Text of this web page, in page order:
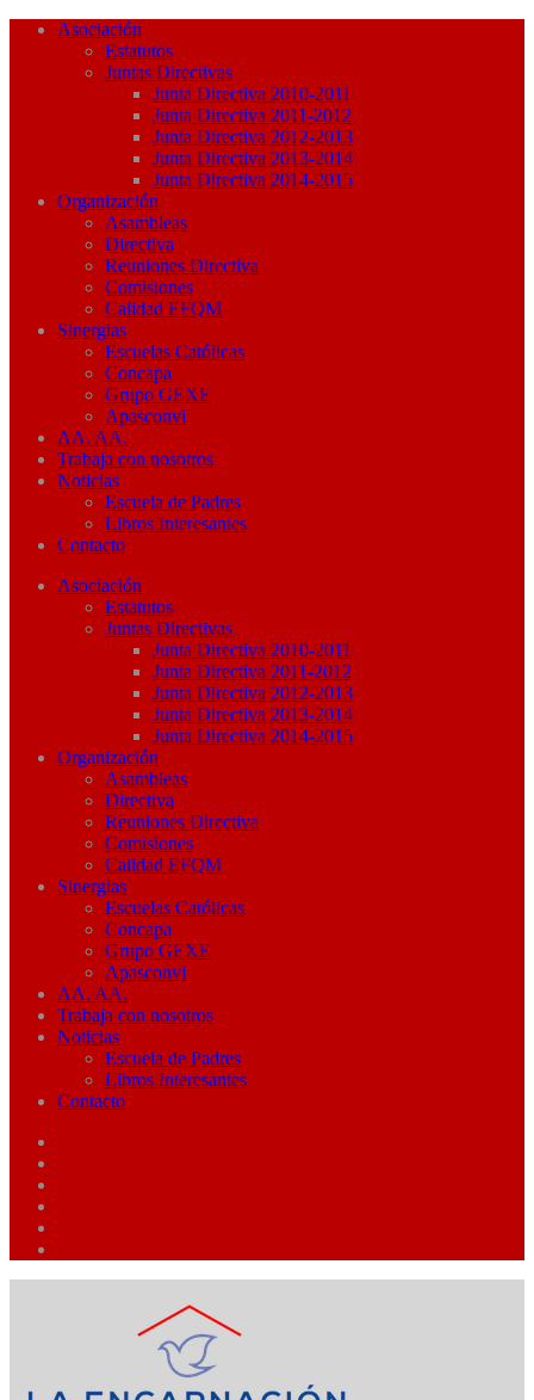
Asociación
Estatutos
Juntas Directivas
Junta Directiva 2010-2011
Junta Directiva 2011-2012
Junta Directiva 2012-2013
Junta Directiva 2013-2014
Junta Directiva 2014-2015
Organización
Asambleas
Directiva
Reuniones Directiva
Comisiones
Calidad EFQM
Sinergias
Escuelas Católicas
Concapa
Grupo GEXE
Apasconvi
AA. AA.
Trabaja con nosotros
Noticias
Escuela de Padres
Libros Interesantes
Contacto
Asociación
Estatutos
Juntas Directivas
Junta Directiva 2010-2011
Junta Directiva 2011-2012
Junta Directiva 2012-2013
Junta Directiva 2013-2014
Junta Directiva 2014-2015
Organización
Asambleas
Directiva
Reuniones Directiva
Comisiones
Calidad EFQM
Sinergias
Escuelas Católicas
Concapa
Grupo GEXE
Apasconvi
AA. AA.
Trabaja con nosotros
Noticias
Escuela de Padres
Libros Interesantes
Contacto